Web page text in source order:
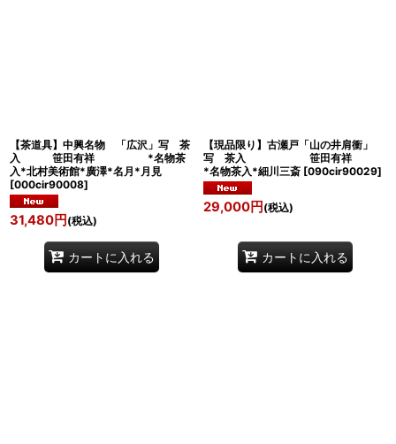
【茶道具】中興名物 「広沢」写 茶
入 笹田有祥 *名物茶
入*北村美術館*廣澤*名月*月見
[000cir90008]
31,480円 (税込)
カートに入れる
【現品限り】古瀬戸「山の井肩衝」
写 茶入 笹田有祥
*名物茶入*細川三斎 [090cir90029]
29,000円 (税込)
カートに入れる